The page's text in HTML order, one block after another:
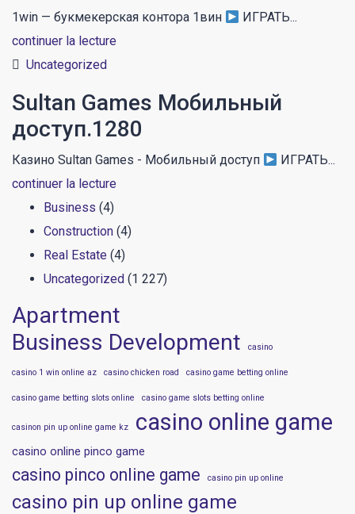
1win — букмекерская контора 1вин
ИГРАТЬ...
continuer la lecture
Uncategorized
Sultan Games Мобильный
доступ.1280
Казино Sultan Games - Мобильный доступ
ИГРАТЬ...
continuer la lecture
Business (4)
Construction (4)
Real Estate (4)
Uncategorized (1 227)
Apartment
Business Development
casino
casino 1 win online az casino chicken road casino game betting online
casino game betting slots online casino game slots betting online
casinon pin up online game kz casino online game
casino online pinco game
casino pinco online game casino pin up online
casino pin up online game